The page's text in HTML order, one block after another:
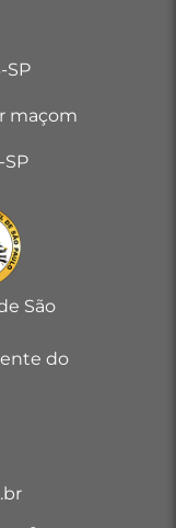
SP
maçom
SP
São
do